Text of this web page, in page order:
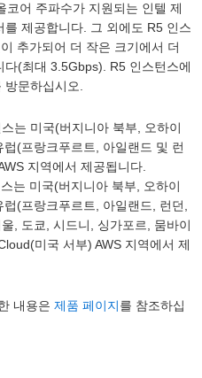
코어 주파수가 지원되는 인텔 제
제공합니다. 그 외에도 R5 인스
추가되어 더 작은 크기에서 더
(최대 3.5Gbps). R5 인스턴스에
방문하십시오.
는 미국(버지니아 북부, 오하이
(프랑크푸르트, 아일랜드 및 런
지역에서 제공됩니다.
는 미국(버지니아 북부, 오하이
(프랑크푸르트, 아일랜드, 런던,
, 도쿄, 시드니, 싱가포르, 뭄바이
미국 서부) AWS 지역에서 제
내용은 제품 페이지를 참조하십